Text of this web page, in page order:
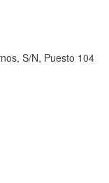
S/N, Puesto 104